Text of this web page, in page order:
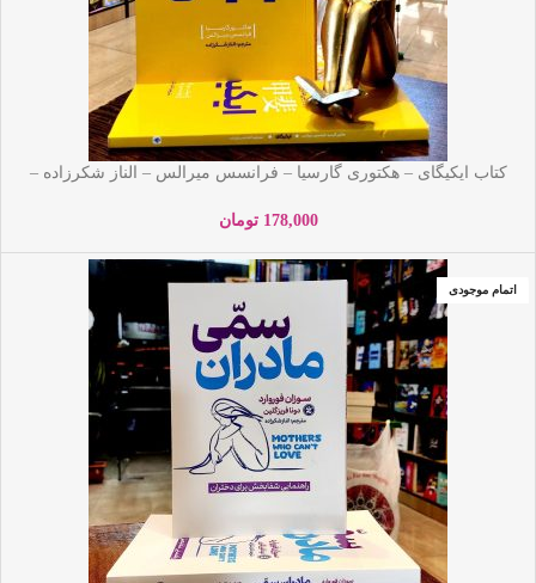
کتاب ایکیگای – هکتوری گارسیا – فرانسس میرالس – الناز شکرزاده –
178,000 تومان
اتمام موجودی